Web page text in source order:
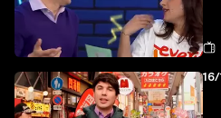
16/